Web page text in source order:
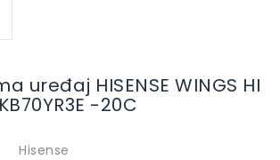
uređaj HISENSE WINGS HI
-20C
Hisense